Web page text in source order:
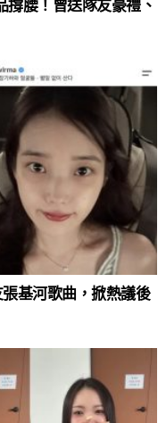
腰！曾送隊友豪禮、
基河歌曲，掀熱議後